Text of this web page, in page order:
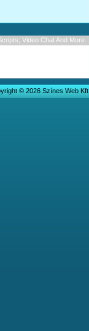
Video Chat And More.
© 2026 Színes Web Kft.